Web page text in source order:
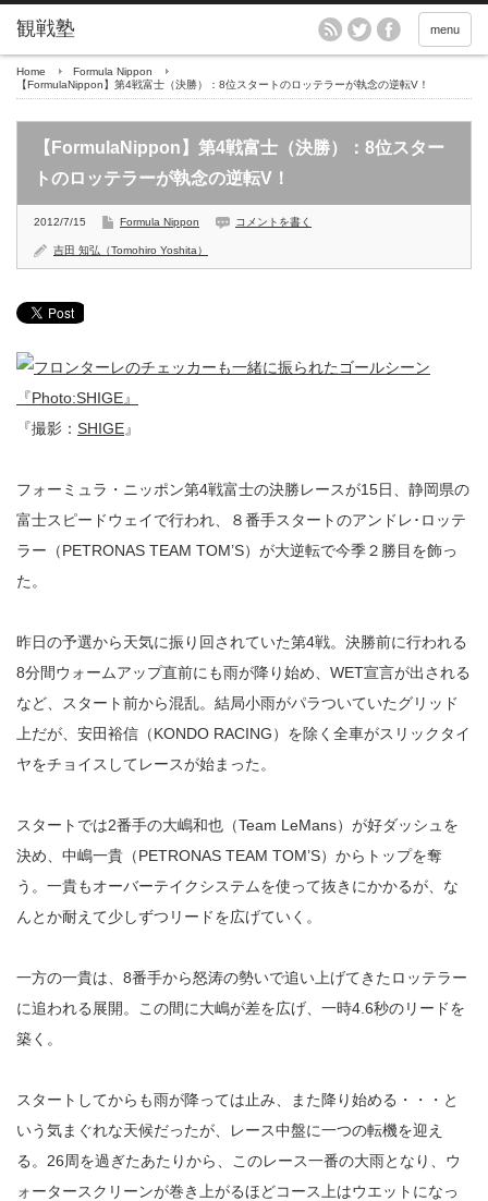
menu
Home
Formula Nippon
【FormulaNippon】第4戦富士（決勝）：8位スタートのロッテラーが執念の逆転V！
【FormulaNippon】第4戦富士（決勝）：8位スター
トのロッテラーが執念の逆転V！
2012/7/15 Formula Nippon コメントを書く
吉田 知弘（Tomohiro Yoshita）
『撮影： SHIGE』
フォーミュラ・ニッポン第4戦富士の決勝レースが15日、静岡県の
富士スピードウェイで行われ、８番手スタートのアンドレ･ロッテ
ラー（PETRONAS TEAM TOM’S）が大逆転で今季２勝目を飾っ
た。
昨日の予選から天気に振り回されていた第4戦。決勝前に行われる
8分間ウォームアップ直前にも雨が降り始め、WET宣言が出される
など、スタート前から混乱。結局小雨がパラついていたグリッド
上だが、安田裕信（KONDO RACING）を除く全車がスリックタイ
ヤをチョイスしてレースが始まった。
スタートでは2番手の大嶋和也（Team LeMans）が好ダッシュを
決め、中嶋一貴（PETRONAS TEAM TOM’S）からトップを奪
う。一貴もオーバーテイクシステムを使って抜きにかかるが、な
んとか耐えて少しずつリードを広げていく。
一方の一貴は、8番手から怒涛の勢いで追い上げてきたロッテラー
に追われる展開。この間に大嶋が差を広げ、一時4.6秒のリードを
築く。
スタートしてからも雨が降っては止み、また降り始める・・・と
いう気まぐれな天候だったが、レース中盤に一つの転機を迎え
る。26周を過ぎたあたりから、このレース一番の大雨となり、ウ
ォータースクリーンが巻き上がるほどコース上はウエットになっ